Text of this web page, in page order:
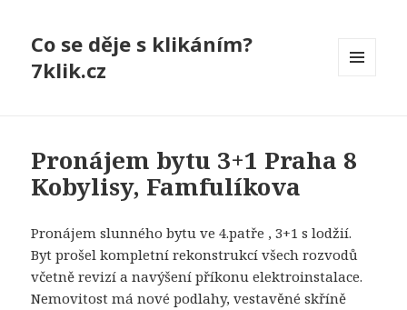
Co se děje s klikáním?
7klik.cz
Pronájem bytu 3+1 Praha 8
Kobylisy, Famfulíkova
Pronájem slunného bytu ve 4.patře , 3+1 s lodžií.
Byt prošel kompletní rekonstrukcí všech rozvodů
včetně revizí a navýšení příkonu elektroinstalace.
Nemovitost má nové podlahy, vestavěné skříně